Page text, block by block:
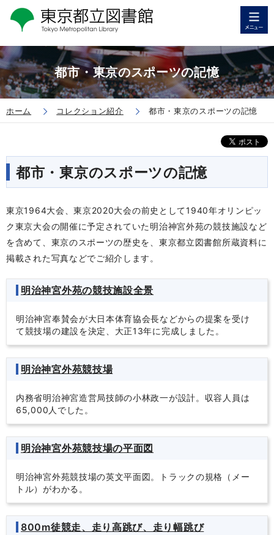
都市・東京のスポーツの記憶
ホーム コレクション紹介 都市・東京のスポーツの記憶
都市・東京のスポーツの記憶
東京1964大会、東京2020大会の前史として1940年オリンピッ
ク東京大会の開催に予定されていた明治神宮外苑の競技施設など
を含めて、東京のスポーツの歴史を、東京都立図書館所蔵資料に
掲載された写真などでご紹介します。
明治神宮外苑の競技施設全景
明治神宮奉賛会が大日本体育協会長などからの提案を受け
て競技場の建設を決定、大正13年に完成しました。
明治神宮外苑競技場
内務省明治神宮造営局技師の小林政一が設計。収容人員は
65,000人でした。
明治神宮外苑競技場の平面図
明治神宮外苑競技場の英文平面図。トラックの規格（メー
トル）がわかる。
800m徒競走、走り高跳び、走り幅跳び